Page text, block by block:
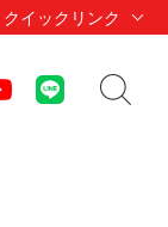
クイックリンク